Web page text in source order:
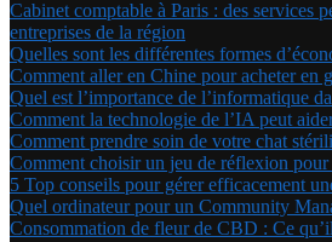
Cabinet comptable à Paris : des services
entreprises de la région
Quelles sont les différentes formes
Comment aller en Chine pour acheter en
Quel est l’importance de l’informatique
Comment la technologie de l’IA peut
Comment prendre soin de votre chat
Comment choisir un jeu de réflexion pour
5 Top conseils pour gérer efficacement
Quel ordinateur pour un Community
Consommation de fleur de CBD : Ce